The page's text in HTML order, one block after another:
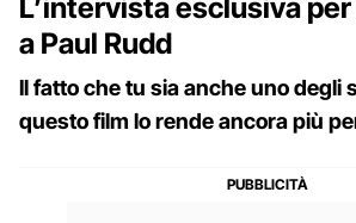
L’intervista esclusiva
a Paul Rudd
Il fatto che tu sia anche uno degli
questo film lo rende ancora più